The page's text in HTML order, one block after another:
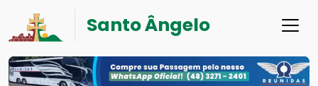
Santo Ângelo